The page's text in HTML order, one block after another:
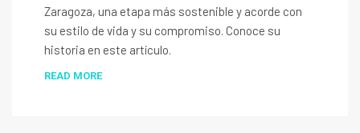
Zaragoza, una etapa más sostenible y acorde con
su estilo de vida y su compromiso. Conoce su
historia en este artículo.
READ MORE